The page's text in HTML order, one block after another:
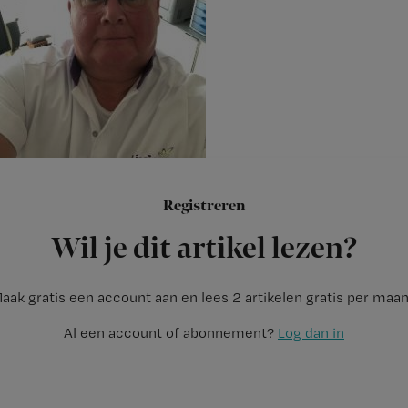
Registreren
Wil je dit artikel lezen?
gratis een account aan en lees 2 artikelen gratis per
Al een account of abonnement? Log dan in